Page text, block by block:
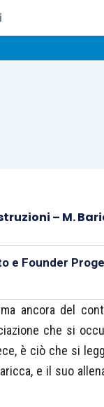
– M.
e Founder
ancora del
che si
è ciò che si
e il suo